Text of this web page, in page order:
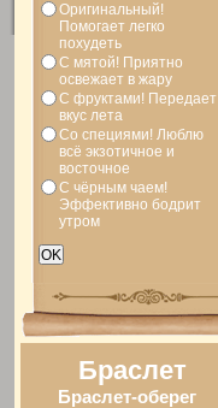
Оригинальный!
Помогает легко
похудеть
С мятой! Приятно
освежает в жару
С фруктами! Передает
вкус лета
Со специями! Люблю
всё экзотичное и
восточное
С чёрным чаем!
Эффективно бодрит
утром
Браслет
Браслет-оберег